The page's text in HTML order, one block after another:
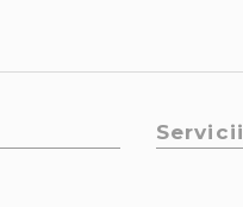
Servicii